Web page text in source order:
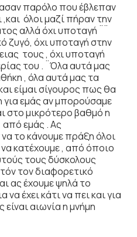
παρόλο που έβλεπαν
όλοι μαζί πήραν την
αλλά όχι υποταγή ¨¨
ζυγό, όχι υποταγή στην
τους , όχι υποταγή
του . ¨Όλα αυτά μας
, όλα αυτά μας τα
είμαι σίγουρος πως θα
για εμάς αν μπορούσαμε
στο μικρότερο βαθμό η
από εμάς . Ας
το κάνουμε πράξη όλοι
κατέχουμε , από όποιο
τους δύσκολους
τον διαφορετικό
ας έχουμε ψηλά το
έχει κάτι να πει και για
αιωνία η μνήμη